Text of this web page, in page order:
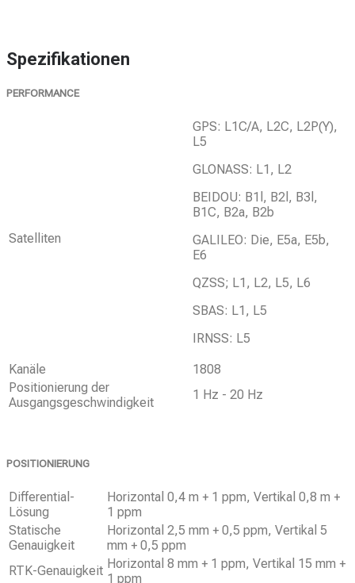
Spezifikationen
PERFORMANCE
Satelliten
GPS: L1C/A, L2C, L2P(Y),
L5
GLONASS: L1, L2
BEIDOU: B1l, B2l, B3l,
B1C, B2a, B2b
GALILEO: Die, E5a, E5b,
E6
QZSS; L1, L2, L5, L6
SBAS: L1, L5
IRNSS: L5
Kanäle
1808
Positionierung der
Ausgangsgeschwindigkeit
1 Hz - 20 Hz
POSITIONIERUNG
Differential-
Lösung
Horizontal 0,4 m + 1 ppm, Vertikal 0,8 m +
1 ppm
Statische
Genauigkeit
Horizontal 2,5 mm + 0,5 ppm, Vertikal 5
mm + 0,5 ppm
RTK-Genauigkeit Horizontal 8 mm + 1 ppm, Vertikal 15 mm +
1 ppm